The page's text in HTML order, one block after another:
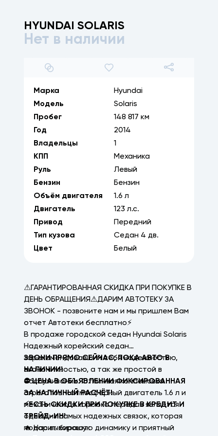
HYUNDAI SOLARIS
Нет в наличии
1/ 25
Марка
Hyundai
Модель
Solaris
Пробег
148 817 км
Год
2014
Владельцы
1
КПП
Механика
Руль
Левый
Бензин
Бензин
Объём двигателя
1.6 л
Двигатель
123 л.с.
Привод
Передний
Тип кузова
Седан 4 дв.
Цвет
Белый
⚠ГАРАНТИРОВАННАЯ СКИДКА ПРИ ПОКУПКЕ В
ДЕНЬ ОБРАЩЕНИЯ⚠ДАРИМ АВТОТЕКУ ЗА
ЗВОНОК - позвоните нам и мы пришлем Вам
отчет Автотеки бесплатно⚡
В продаже городской седан Hyundai Solaris
Надежный корейский седан
зарекомендовавший себя надежностью,
экономичностью, а так же простой в
обслуживании. Отличная компоновка
агрегатов - атмосферный двигатель 1.6 л и
механическая коробка передач является
одной из самых надежных связок, которая
подарит хорошую динамику и приятный
ЗВОНИ ПРЯМО СЕЙЧАС, ПОКА АВТО В
НАЛИЧИИ!
⛔ ЦЕНА В ОБЪЯВЛЕНИИ ФИКСИРОВАННАЯ
ЗА НАЛИЧНЫЙ РАСЧЁТ!
⚡ЕСТЬ СКИДКИ ПРИ ПОКУПКЕ В КРЕДИТ И
ТРЕЙД-ИН!
🔥 Нас выбирают: